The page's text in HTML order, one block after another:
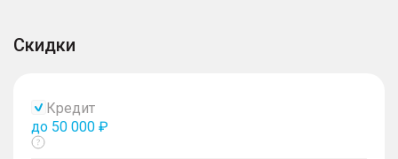
Скидки
Кредит
до 50 000 ₽
Показать